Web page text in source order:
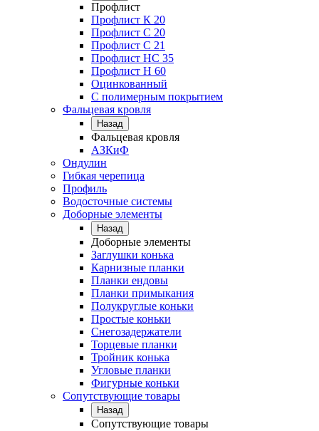
Профлист
Профлист К 20
Профлист С 20
Профлист C 21
Профлист НС 35
Профлист Н 60
Оцинкованный
С полимерным покрытием
Фальцевая кровля
Назад
Фальцевая кровля
АЗКиФ
Ондулин
Гибкая черепица
Профиль
Водосточные системы
Доборные элементы
Назад
Доборные элементы
Заглушки конька
Карнизные планки
Планки ендовы
Планки примыкания
Полукруглые коньки
Простые коньки
Снегозадержатели
Торцевые планки
Тройник конька
Угловые планки
Фигурные коньки
Сопутствующие товары
Назад
Сопутствующие товары